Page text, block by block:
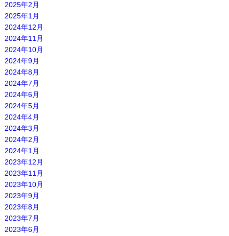
2025年2月
2025年1月
2024年12月
2024年11月
2024年10月
2024年9月
2024年8月
2024年7月
2024年6月
2024年5月
2024年4月
2024年3月
2024年2月
2024年1月
2023年12月
2023年11月
2023年10月
2023年9月
2023年8月
2023年7月
2023年6月